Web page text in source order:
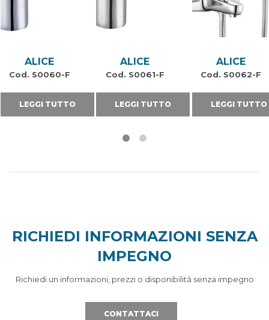
ALICE
Cod. S0060-F
LEGGI TUTTO
ALICE
Cod. S0061-F
LEGGI TUTTO
ALICE
Cod. S0062-F
LEGGI TUTTO
RICHIEDI INFORMAZIONI SENZA
IMPEGNO
Richiedi un informazioni, prezzi o disponibilità senza impegno
CONTATTACI